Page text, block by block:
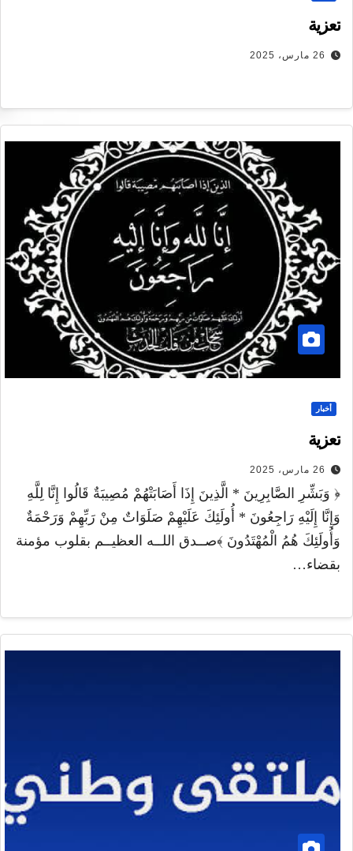
تعزية
26 مارس، 2025
أخبار
تعزية
26 مارس، 2025
﴿ وَبَشِّرِ الصَّابِرِينَ * الَّذِينَ إِذَا أَصَابَتْهُمْ مُصِيبَةٌ قَالُوا إِنَّا لِلَّهِ
وَإِنَّا إِلَيْهِ رَاجِعُونَ * أُولَئِكَ عَلَيْهِمْ صَلَوَاتٌ مِنْ رَبِّهِمْ وَرَحْمَةٌ
وَأُولَئِكَ هُمُ الْمُهْتَدُونَ ﴾صــدق اللــه العظيــم بقلوب مؤمنة
بقضاء…